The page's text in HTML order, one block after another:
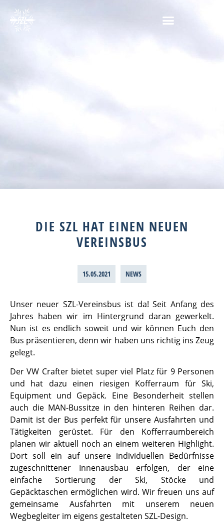
DIE SZL HAT EINEN NEUEN
VEREINSBUS
15.05.2021 NEWS
Unser neuer SZL-Vereinsbus ist da! Seit Anfang des
Jahres haben wir im Hintergrund daran gewerkelt.
Nun ist es endlich soweit und wir können Euch den
Bus präsentieren, denn wir haben uns richtig ins Zeug
gelegt.
Der VW Crafter bietet super viel Platz für 9 Personen
und hat dazu einen riesigen Kofferraum für Ski,
Equipment und Gepäck. Eine Besonderheit stellen
auch die MAN-Bussitze in den hinteren Reihen dar.
Damit ist der Bus perfekt für unsere Ausfahrten und
Tätigkeiten gerüstet.
Für den Kofferraumbereich
planen wir aktuell noch an einem weiteren Highlight.
Dort soll ein auf unsere individuellen Bedürfnisse
zugeschnittener Innenausbau erfolgen, der eine
einfache Sortierung der Ski, Stöcke und
Gepäcktaschen ermöglichen wird. Wir freuen uns auf
gemeinsame Ausfahrten mit unserem neuen
Wegbegleiter im eigens gestalteten SZL-Design.